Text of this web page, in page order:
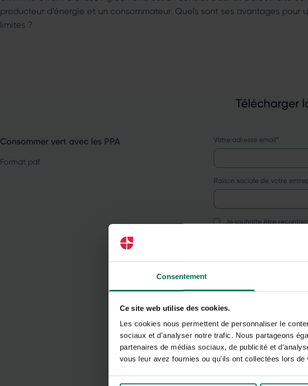
Consentement
Ce site web utilise des cookies.
Les cookies nous permettent de personnaliser le
sociaux et d'analyser notre trafic. Nous partageons
partenaires de médias sociaux, de publicité et
vous leur avez fournies ou qu'ils ont collectées lors
producteur d’énergie et un consommateur. Quels sont ses avantages pour
limites ?
Télécharger
Consommer vert avec les PPA
Format pdf
Votre adresse email*
Raison sociale de votre
Je souhaite être
Je souhaite obtenir
activité
cette autorisation et obtenir,
personnelles collectées.
Les informations recueillies à